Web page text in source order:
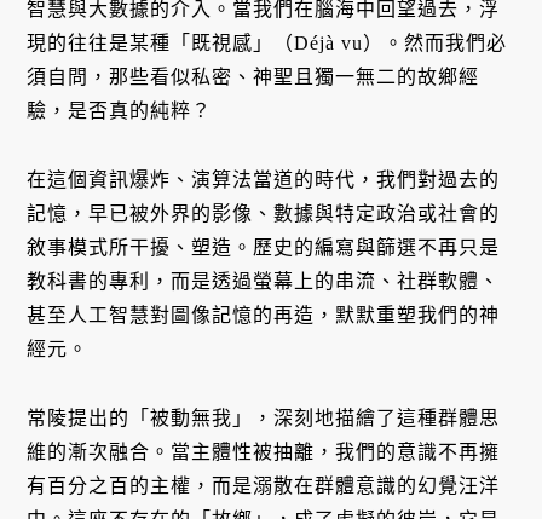
智慧與大數據的介入。當我們在腦海中回望過去，浮
現的往往是某種「既視感」（Déjà vu）。然而我們必
須自問，那些看似私密、神聖且獨一無二的故鄉經
驗，是否真的純粹？
在這個資訊爆炸、演算法當道的時代，我們對過去的
記憶，早已被外界的影像、數據與特定政治或社會的
敘事模式所干擾、塑造。歷史的編寫與篩選不再只是
教科書的專利，而是透過螢幕上的串流、社群軟體、
甚至人工智慧對圖像記憶的再造，默默重塑我們的神
經元。
常陵提出的「被動無我」，深刻地描繪了這種群體思
維的漸次融合。當主體性被抽離，我們的意識不再擁
有百分之百的主權，而是溺散在群體意識的幻覺汪洋